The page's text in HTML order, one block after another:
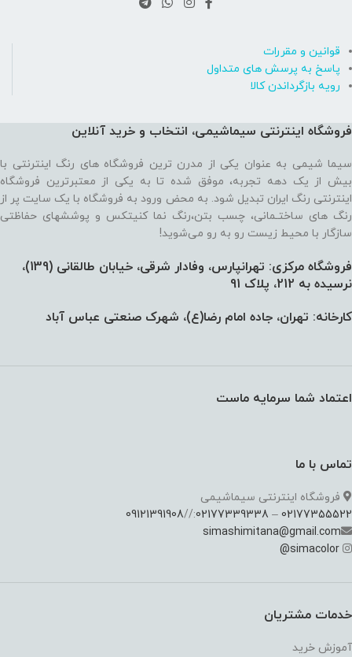
قوانین و مقررات
پاسخ به پرسش های متداول
رویه بازگرداندن کالا
فروشگاه اینترنتی سیماشیمی، انتخاب و خرید آنلاین
سیما شیمی به عنوان یکی از مدرن ترین فروشگاه های رنگ اینترنتی با
بیش از یک دهه تجربه، موفق شده تا به یکی از معتبرترین فروشگاه
اینترنتی رنگ ایران تبدیل شود. به محض ورود به فروشگاه با یک سایت پر از
رنگ های ساختـمانی، چسب بتن،‌رنگ نما کنیتکس و پوششهای حفاظتی
سازگار با محیط زیست رو به رو می‌شوید!
فروشگاه مرکزی: تهرانپارس، وفادار شرقی، خیابان طالقانی (139)،‌
نرسیده به 212، پلاک 91
کارخانه: تهران، جاده امام رضا(ع)، شهرک صنعتی عباس آباد
اعتماد شما سرمایه ماست
تماس با ما
فروشگاه اینترنتی سیماشیمی
02177355522
–
02177339338
://
09121391908
simashimitana@gmail.com
simacolor
@
خدمات مشتریان
آموزش خرید